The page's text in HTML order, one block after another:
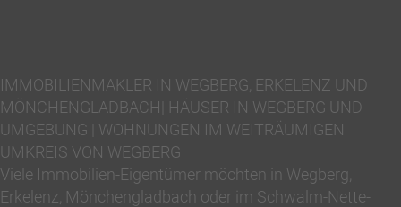
IMMOBILIENMAKLER IN WEGBERG, ERKELENZ UND
MÖNCHENGLADBACH| HÄUSER IN WEGBERG UND
UMGEBUNG | WOHNUNGEN IM WEITRÄUMIGEN
UMKREIS VON WEGBERG
Viele Immobilien-Eigentümer möchten in Wegberg,
Erkelenz, Mönchengladbach oder im Schwalm-Nette-